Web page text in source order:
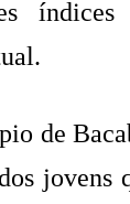
índices
de
jovens